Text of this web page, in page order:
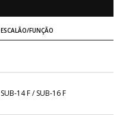
ESCALÃO/FUNÇÃO
SUB-14 F / SUB-16 F